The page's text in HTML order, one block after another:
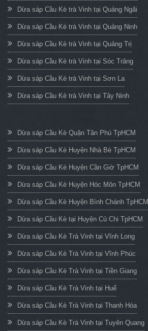
Dừa sáp Cầu Kè trà Vinh tại Quảng Ngãi
Dừa sáp Cầu Kè trà Vinh tại Quảng Ninh
Dừa sáp Cầu Kè trà Vinh tại Quảng Trị
Dừa sáp Cầu Kè trà Vinh tại Sóc Trăng
Dừa sáp Cầu Kè trà Vinh tại Sơn La
Dừa sáp Cầu Kè trà Vinh tại Tây Ninh
Dừa sáp Cầu Kè Quận Tân Phú TpHCM
Dừa sáp Cầu Kè Huyện Nhà Bè TpHCM
Dừa sáp Cầu Kè Huyện Cần Giờ TpHCM
Dừa sáp Cầu Kè Huyện Hóc Môn TpHCM
Dừa sáp Cầu Kè Huyện Bình Chánh TpHCM
Dừa sáp Cầu Kè tại Huyện Củ Chi TpHCM
Dừa sáp Cầu Kè Trà Vinh tại Vĩnh Long
Dừa sáp Cầu Kè Trà Vinh tại Vĩnh Phúc
Dừa sáp Cầu Kè Trà Vinh tại Tiền Giang
Dừa sáp Cầu Kè Trà Vinh tại Huế
Dừa sáp Cầu Kè Trà Vinh tại Thanh Hóa
Dừa sáp Cầu Kè Trà Vinh tại Tuyên Quang